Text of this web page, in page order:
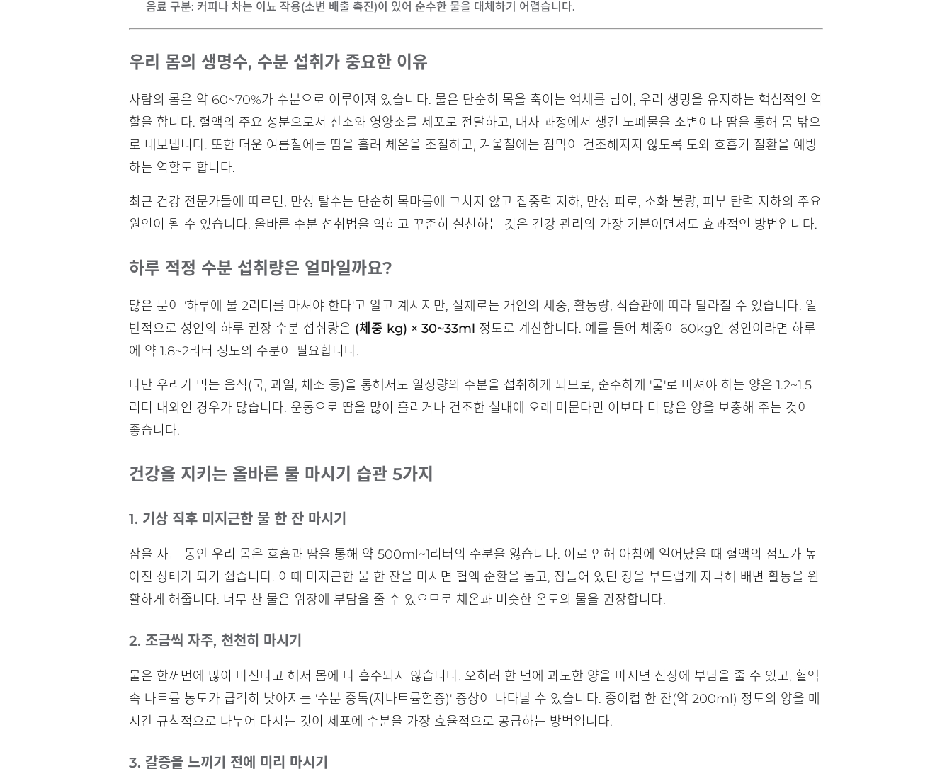
음료 구분: 커피나 차는 이뇨 작용(소변 배출 촉진)이 있어 순수한 물을 대체하기 어렵습니다.
우리 몸의 생명수, 수분 섭취가 중요한 이유
사람의 몸은 약 60~70%가 수분으로 이루어져 있습니다. 물은 단순히 목을 축이는 액체를 넘어, 우리 생명을 유지하는 핵심적인 역
할을 합니다. 혈액의 주요 성분으로서 산소와 영양소를 세포로 전달하고, 대사 과정에서 생긴 노폐물을 소변이나 땀을 통해 몸 밖으
로 내보냅니다. 또한 더운 여름철에는 땀을 흘려 체온을 조절하고, 겨울철에는 점막이 건조해지지 않도록 도와 호흡기 질환을 예방
하는 역할도 합니다.
최근 건강 전문가들에 따르면, 만성 탈수는 단순히 목마름에 그치지 않고 집중력 저하, 만성 피로, 소화 불량, 피부 탄력 저하의 주요
원인이 될 수 있습니다. 올바른 수분 섭취법을 익히고 꾸준히 실천하는 것은 건강 관리의 가장 기본이면서도 효과적인 방법입니다.
하루 적정 수분 섭취량은 얼마일까요?
많은 분이 '하루에 물 2리터를 마셔야 한다'고 알고 계시지만, 실제로는 개인의 체중, 활동량, 식습관에 따라 달라질 수 있습니다. 일
반적으로 성인의 하루 권장 수분 섭취량은 (체중 kg) × 30~33ml 정도로 계산합니다. 예를 들어 체중이 60kg인 성인이라면 하루
에 약 1.8~2리터 정도의 수분이 필요합니다.
다만 우리가 먹는 음식(국, 과일, 채소 등)을 통해서도 일정량의 수분을 섭취하게 되므로, 순수하게 '물'로 마셔야 하는 양은 1.2~1.5
리터 내외인 경우가 많습니다. 운동으로 땀을 많이 흘리거나 건조한 실내에 오래 머문다면 이보다 더 많은 양을 보충해 주는 것이
좋습니다.
건강을 지키는 올바른 물 마시기 습관 5가지
1. 기상 직후 미지근한 물 한 잔 마시기
잠을 자는 동안 우리 몸은 호흡과 땀을 통해 약 500ml~1리터의 수분을 잃습니다. 이로 인해 아침에 일어났을 때 혈액의 점도가 높
아진 상태가 되기 쉽습니다. 이때 미지근한 물 한 잔을 마시면 혈액 순환을 돕고, 잠들어 있던 장을 부드럽게 자극해 배변 활동을 원
활하게 해줍니다. 너무 찬 물은 위장에 부담을 줄 수 있으므로 체온과 비슷한 온도의 물을 권장합니다.
2. 조금씩 자주, 천천히 마시기
물은 한꺼번에 많이 마신다고 해서 몸에 다 흡수되지 않습니다. 오히려 한 번에 과도한 양을 마시면 신장에 부담을 줄 수 있고, 혈액
속 나트륨 농도가 급격히 낮아지는 '수분 중독(저나트륨혈증)' 증상이 나타날 수 있습니다. 종이컵 한 잔(약 200ml) 정도의 양을 매
시간 규칙적으로 나누어 마시는 것이 세포에 수분을 가장 효율적으로 공급하는 방법입니다.
3. 갈증을 느끼기 전에 미리 마시기